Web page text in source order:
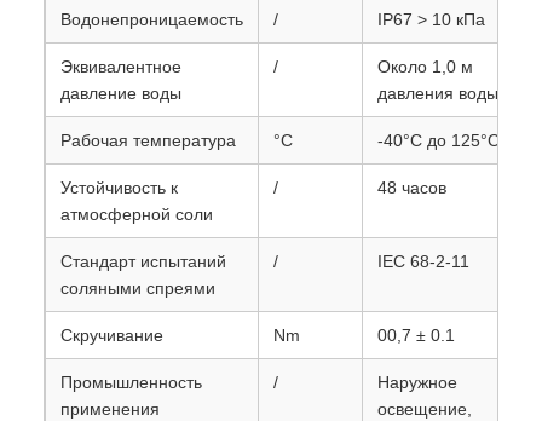
Водонепроницаемость / IP67 > 10 кПа
Эквивалентное
давление воды
/
Около 1,0 м
давления воды
Рабочая температура °C -40°C до 125°C
Устойчивость к
атмосферной соли
/ 48 часов
Стандарт испытаний
соляными спреями
/ IEC 68-2-11
Скручивание Nm 00,7 ± 0.1
Промышленность
применения
/
Наружное
освещение,